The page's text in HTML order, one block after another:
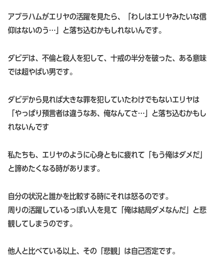
アブラハムがエリヤの活躍を見たら、「わしはエリヤみたいな信
仰はないのう…」と落ち込むかもしれないんです。
ダビデは、不倫と殺人を犯して、十戒の半分を破った、ある意味
では超やばい男です。
ダビデから見れば大きな罪を犯していたわけでもないエリヤは
「やっぱり預言者は違うなあ、俺なんてさ…」と落ち込むかもし
れないんです
私たちも、エリヤのように心身ともに疲れて「もう俺はダメだ」
と諦めたくなる時があります。
自分の状況と誰かを比較する時にそれは怒るのです。
周りの活躍しているっぽい人を見て「俺は結局ダメなんだ」と悲
観してしまうのです。
他人と比べている以上、その「悲観」は自己否定です。